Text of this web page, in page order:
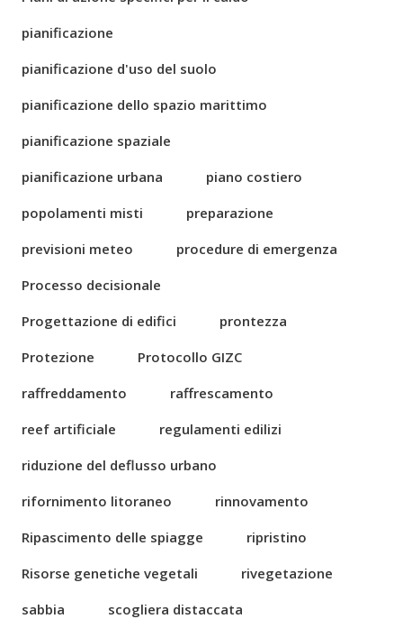
pianificazione
pianificazione d'uso del suolo
pianificazione dello spazio marittimo
pianificazione spaziale
pianificazione urbana
piano costiero
popolamenti misti
preparazione
previsioni meteo
procedure di emergenza
Processo decisionale
Progettazione di edifici
prontezza
Protezione
Protocollo GIZC
raffreddamento
raffrescamento
reef artificiale
regulamenti edilizi
riduzione del deflusso urbano
rifornimento litoraneo
rinnovamento
Ripascimento delle spiagge
ripristino
Risorse genetiche vegetali
rivegetazione
sabbia
scogliera distaccata